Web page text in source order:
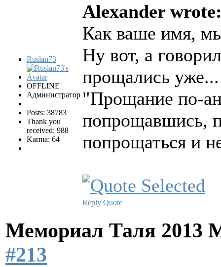
Ruslan73
OFFLINE
Администратор
Posts: 38783
Thank you
received: 988
Karma: 64
Alexander
Как ваше имя,
Ну вот, а
прощались уже...
"Прощание по-
попрощавшись,
попрощаться и
Reply Quote
Мемориал Таля 2013
#213